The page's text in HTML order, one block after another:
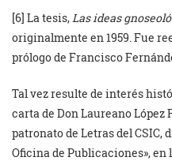
[6] La tesis, Las ideas
originalmente en 1959. Fue
prólogo de Francisco
Tal vez resulte de interés
carta de Don Laureano López
patronato de Letras del CSIC,
Oficina de Publicaciones», en